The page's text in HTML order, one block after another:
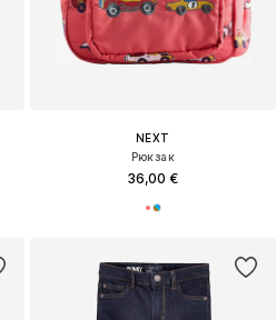
NEXT
Рюкзак
36,00 €